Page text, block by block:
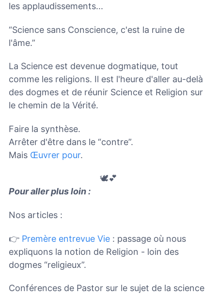
les applaudissements...
“Science sans Conscience, c'est la ruine de
l'âme.”
La Science est devenue dogmatique, tout
comme les religions. Il est l'heure d'aller au-delà
des dogmes et de réunir Science et Religion sur
le chemin de la Vérité.
Faire la synthèse.
Arrêter d'être dans le “contre”.
Mais Œuvrer pour.
🕊️💕
Pour aller plus loin :
Nos articles :
👉 Premère entrevue Vie : passage où nous
expliquons la notion de Religion - loin des
dogmes “religieux”.
Conférences de Pastor sur le sujet de la science